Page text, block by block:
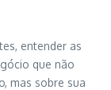
entender as
que não
mas sobre sua